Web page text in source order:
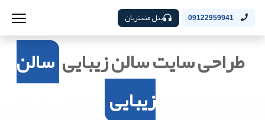
09122959941 پنل مشتریان
طراحی سایت سالن زیبایی سالن
زیبایی